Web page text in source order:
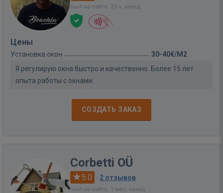
Был на сайте: 23 ч. назад
Цены
Установка окон
30-40€/M2
Я регулирую окна быстро и качественно. Более 15 лет
опыта работы с окнами.
СОЗДАТЬ ЗАКАЗ
Corbetti OÜ
5.0 · 2 отзывов
Был на сайте: 1 мес. назад